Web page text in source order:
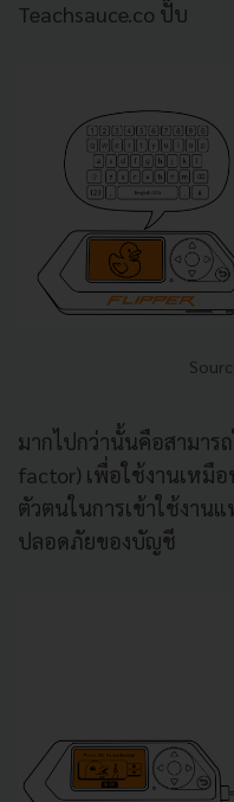
Teachsauce.co ปั๊บ
มากไปกว่านั้นคือสามาร
factor) เพื่อใช้งานเหมื
ตัวตนในการเข้าใช้งาน
ปลอดภัยของบัญชี